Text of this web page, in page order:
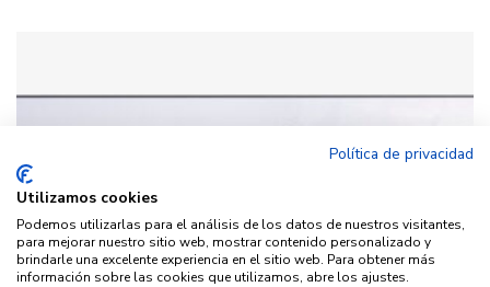
Política de privacidad
Utilizamos cookies
Podemos utilizarlas para el análisis de los datos de nuestros visitantes,
para mejorar nuestro sitio web, mostrar contenido personalizado y
brindarle una excelente experiencia en el sitio web. Para obtener más
información sobre las cookies que utilizamos, abre los ajustes.